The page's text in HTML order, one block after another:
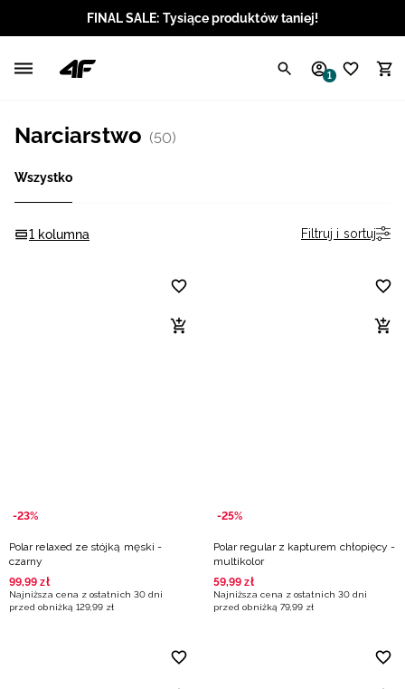
FINAL SALE: Tysiące produktów taniej!
1
Narciarstwo (50)
Wszystko
1 kolumna Filtruj i sortuj
-23%
Polar relaxed ze stójką męski -
czarny
99,99 zł
Najniższa cena z ostatnich 30 dni
przed obniżką 129,99 zł
-25%
Polar regular z kapturem chłopięcy -
multikolor
59,99 zł
Najniższa cena z ostatnich 30 dni
przed obniżką 79,99 zł
Chorwacki / EUR
Słowacki / EUR
Ukraiński / UAH